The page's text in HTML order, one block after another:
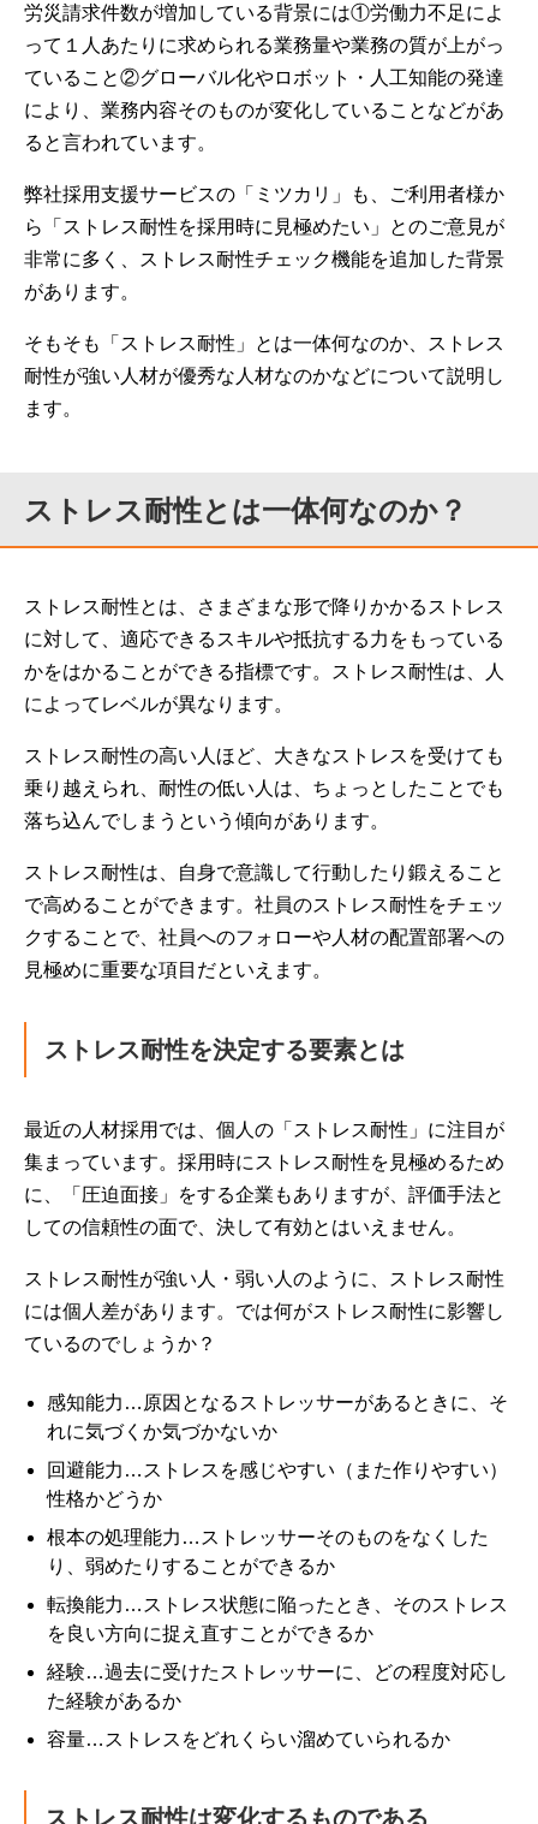
労災請求件数が増加している背景には①労働力不足によ
って１人あたりに求められる業務量や業務の質が上がっ
ていること②グローバル化やロボット・人工知能の発達
により、業務内容そのものが変化していることなどがあ
ると言われています。
弊社採用支援サービスの「ミツカリ」も、ご利用者様か
ら「ストレス耐性を採用時に見極めたい」とのご意見が
非常に多く、ストレス耐性チェック機能を追加した背景
があります。
そもそも「ストレス耐性」とは一体何なのか、ストレス
耐性が強い人材が優秀な人材なのかなどについて説明し
ます。
ストレス耐性とは一体何なのか？
ストレス耐性とは、さまざまな形で降りかかるストレス
に対して、適応できるスキルや抵抗する力をもっている
かをはかることができる指標です。ストレス耐性は、人
によってレベルが異なります。
ストレス耐性の高い人ほど、大きなストレスを受けても
乗り越えられ、耐性の低い人は、ちょっとしたことでも
落ち込んでしまうという傾向があります。
ストレス耐性は、自身で意識して行動したり鍛えること
で高めることができます。社員のストレス耐性をチェッ
クすることで、社員へのフォローや人材の配置部署への
見極めに重要な項目だといえます。
ストレス耐性を決定する要素とは
最近の人材採用では、個人の「ストレス耐性」に注目が
集まっています。採用時にストレス耐性を見極めるため
に、「圧迫面接」をする企業もありますが、評価手法と
しての信頼性の面で、決して有効とはいえません。
ストレス耐性が強い人・弱い人のように、ストレス耐性
には個人差があります。では何がストレス耐性に影響し
ているのでしょうか？
感知能力…原因となるストレッサーがあるときに、そ
れに気づくか気づかないか
回避能力…ストレスを感じやすい（また作りやすい）
性格かどうか
根本の処理能力…ストレッサーそのものをなくした
り、弱めたりすることができるか
転換能力…ストレス状態に陥ったとき、そのストレス
を良い方向に捉え直すことができるか
経験…過去に受けたストレッサーに、どの程度対応し
た経験があるか
容量…ストレスをどれくらい溜めていられるか
ストレス耐性は変化するものである